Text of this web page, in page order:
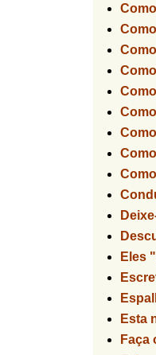
Eles
Esta
Faça